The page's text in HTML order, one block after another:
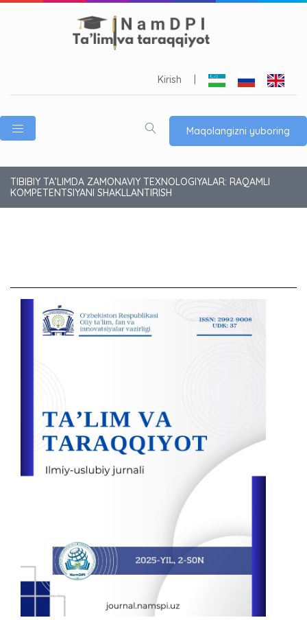
Kirish
Maqolangizni yuboring
TIBIBIY TA’LIMDA ZAMONAVIY TEXNOLOGIYALAR: RAQAMLI
KOMPETENTSIYANI SHAKLLANTIRISH